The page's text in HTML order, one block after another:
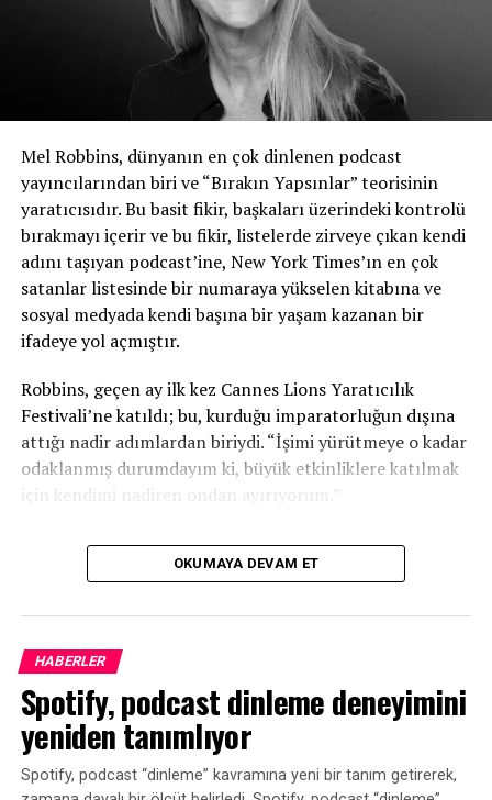
Mel Robbins, dünyanın en çok dinlenen podcast
yayıncılarından biri ve “Bırakın Yapsınlar” teorisinin
yaratıcısıdır. Bu basit fikir, başkaları üzerindeki kontrolü
bırakmayı içerir ve bu fikir, listelerde zirveye çıkan kendi
adını taşıyan podcast’ine, New York Times’ın en çok
satanlar listesinde bir numaraya yükselen kitabına ve
sosyal medyada kendi başına bir yaşam kazanan bir
ifadeye yol açmıştır.
Robbins, geçen ay ilk kez Cannes Lions Yaratıcılık
Festivali’ne katıldı; bu, kurduğu imparatorluğun dışına
attığı nadir adımlardan biriydi. “İşimi yürütmeye o kadar
odaklanmış durumdayım ki, büyük etkinliklere katılmak
için kendimi nadiren ondan ayırıyorum.”
Ancak reklam satış ortağı SiriusXM ile birlikte katılmaya
davet edilmesiyle, 2026 festivali programına uyan ilk
Digiday, Robbins ile yapay zekanın medya ekosistemi
üzerindeki etkisini, podcast yayıncılığının
pazarlamacılar tarafından neden yanlış
sınıflandırıldığını ve yeni trendlerin peşinden koşmadan
nasıl zirvede kalmayı planladığını konuşmak üzere bir
araya geldi.
OKUMAYA DEVAM ET
HABERLER
Spotify, podcast dinleme deneyimini
yeniden tanımlıyor
Spotify, podcast “dinleme” kavramına yeni bir tanım getirerek,